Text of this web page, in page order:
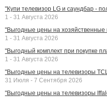
"Купи телевизор LG и саундбар -
1 - 31 Августа 2026
"Выгодные цены на
1 - 31 Августа 2026
"Выгодный комплект при покупке
1 - 31 Августа 2026
"Выгодные цены на телевизоры
31 Июля - 7 Сентября 2026
"Выгодные цены на телевизоры